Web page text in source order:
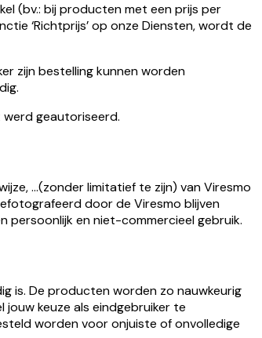
(bv.: bij producten met een prijs per
‘Richtprijs’ op onze Diensten, wordt de
zijn bestelling kunnen worden
geautoriseerd.
...(zonder limitatief te zijn) van Viresmo
door de Viresmo blijven
persoonlijk en niet-commercieel gebruik.
is. De producten worden zo nauwkeurig
keuze als eindgebruiker te
worden voor onjuiste of onvolledige